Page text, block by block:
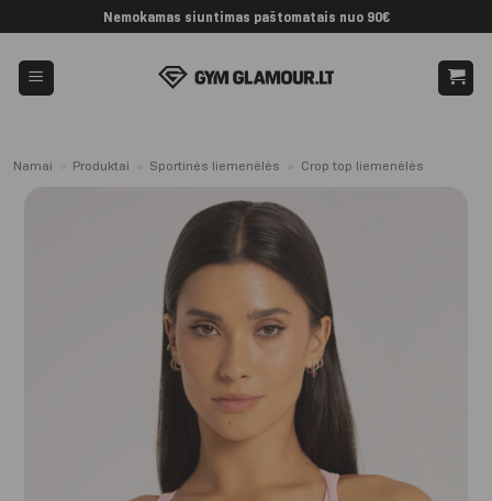
to
content
Nemokamas siuntimas paštomatais nuo 90€
Namai » Produktai » Sportinės liemenėlės » Crop top liemenėlės